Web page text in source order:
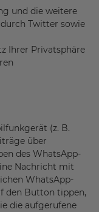
und die weitere
Twitter sowie
Ihrer Privatsphäre
(z. B.
über
des WhatsApp-
Nachricht mit
WhatsApp-
den Button tippen,
die aufgerufene